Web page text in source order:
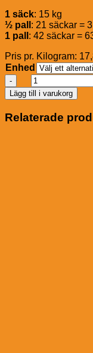
1 säck: 15 kg
½ pall : 21 säckar =
1 pall : 42 säckar =
Pris pr. Kilogram:
Enhed
Hippolyt
Glyx-
Wiese
Seniorfaser
Lägg till i varukorg
Relaterade